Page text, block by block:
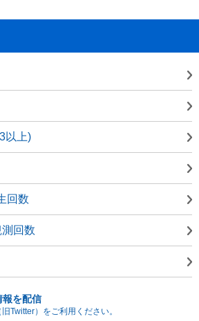
以上)
回数
回数
報を配信
Twitter）をご利用ください。